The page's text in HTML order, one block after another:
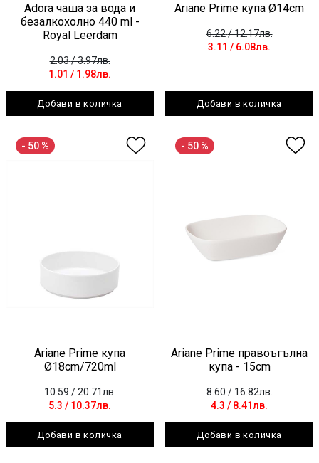
Adora чаша за вода и
безалкохолно 440 ml -
Royal Leerdam
2.03/ 3.97лв.
1.01 / 1.98лв.
Добави в количка
Ariane Prime купа Ø14cm
6.22/ 12.17лв.
3.11 / 6.08лв.
Добави в количка
- 50 %
Ariane Prime купа
Ø18cm/720ml
10.59/ 20.71лв.
5.3 / 10.37лв.
Добави в количка
- 50 %
Ariane Prime правоъгълна
купа - 15cm
8.60/ 16.82лв.
4.3 / 8.41лв.
Добави в количка